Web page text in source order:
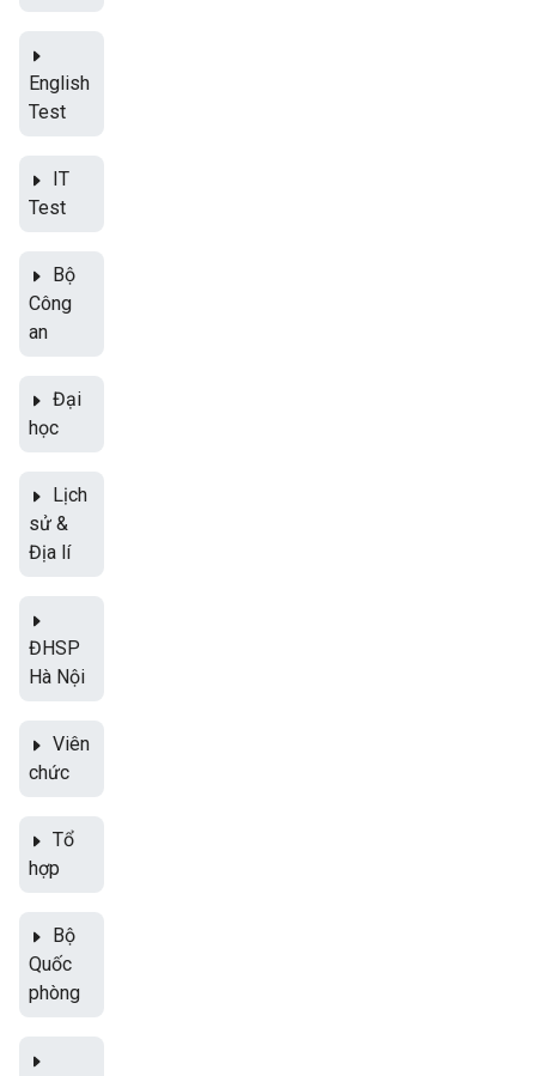
English
Test
IT
Test
Bộ
Công
an
Đại
học
Lịch
sử &
Địa lí
ĐHSP
Hà Nội
Viên
chức
Tổ
hợp
Bộ
Quốc
phòng